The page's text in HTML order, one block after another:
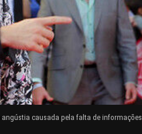
causada pela falta de informações